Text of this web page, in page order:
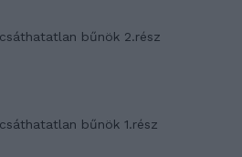
bűnök 2.rész
bűnök 1.rész